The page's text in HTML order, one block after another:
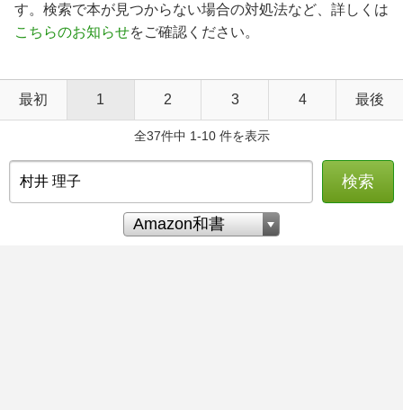
す。検索で本が見つからない場合の対処法など、詳しくは
こちらのお知らせをご確認ください。
最初 1 2 3 4 最後
全37件中 1-10 件を表示
検索